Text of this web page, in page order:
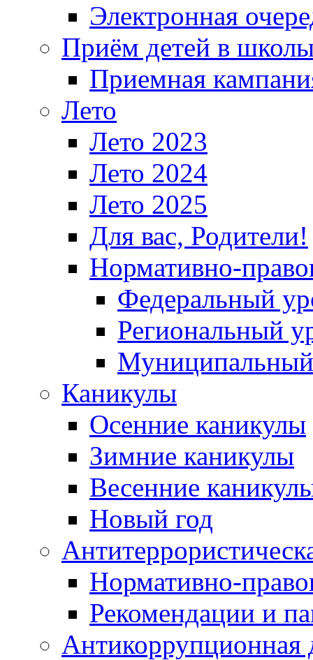
Электронная
Приём детей в
Приемная
Лето
Лето 2023
Лето 2024
Лето 2025
Для вас, Родители!
Нормативно-
Федеральный
Региональный
Каникулы
Осенние каникулы
Зимние каникулы
Весенние
Новый год
Нормативно-
Рекомендации и
Антикоррупционная